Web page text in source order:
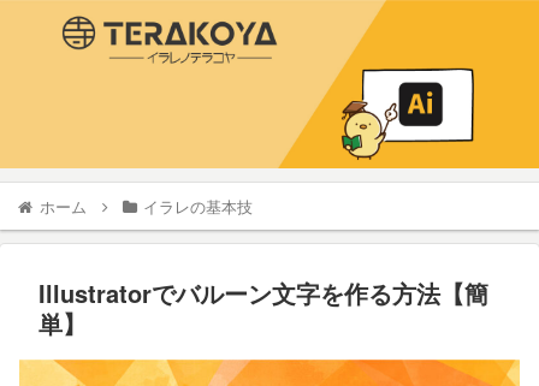
ホーム イラレの基本技
Illustratorでバルーン文字を作る方法【簡
単】